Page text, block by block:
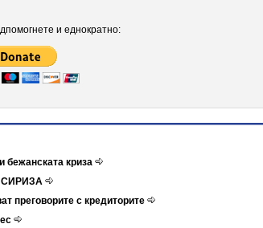
и еднократно:
бежанската криза
СИРИЗА
преговорите с кредиторите